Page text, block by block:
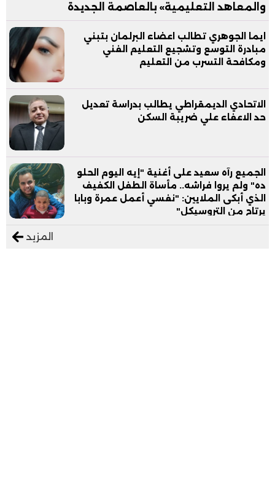
والمعاهد التعليمية» بالعاصمة الجديدة
ايما الجوهري تطالب اعضاء البرلمان بتبني
مبادرة التوسع وتشجيع التعليم الفني
ومكافحة التسرب من التعليم
الاتحادي الديمقراطي يطالب بدراسة تعديل
حد الاعفاء علي ضريبة السكن
الجميع رآه سعيد على أغنية "إيه اليوم الحلو
ده" ولم يروا فراشه.. مأساة الطفل الكفيف
الذي أبكى الملايين: "نفسي أعمل عمرة وبابا
يرتاح من التروسيكل"
المزيد